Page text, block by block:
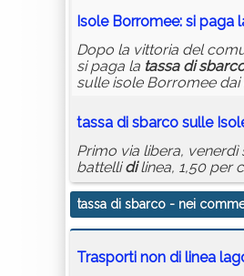
Isole Borromee: si paga
Dopo la vittoria del
si paga la tassa di
sulle isole Borromee
tassa di sbarco sulle
Primo via libera,
battellidilinea, 1,50 per
tassa di sbarco - nei
Trasporti non di linea